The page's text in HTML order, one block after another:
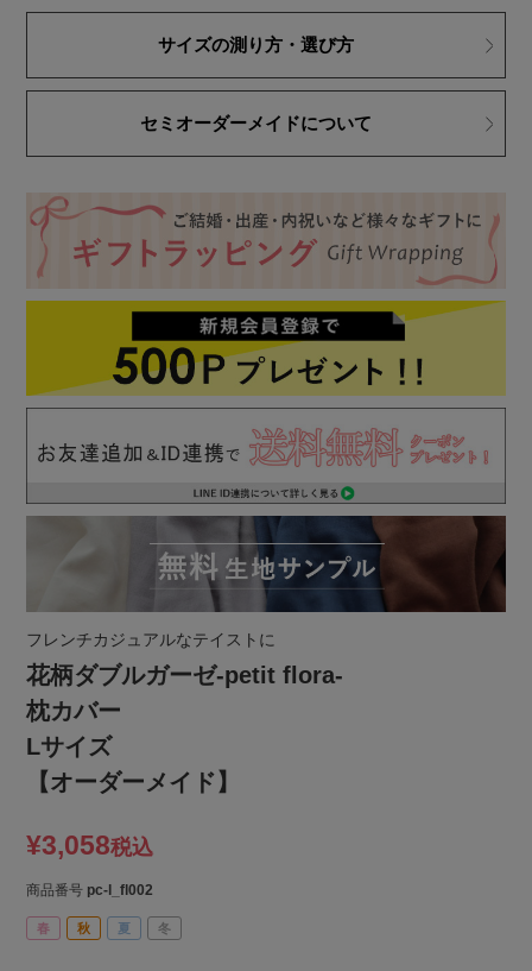
サイズの測り方・選び方
セミオーダーメイドについて
フレンチカジュアルなテイストに
花柄ダブルガーゼ-petit flora-
枕カバー
Lサイズ
【オーダーメイド】
¥3,058税込
商品番号 pc-l_fl002
春 秋 夏 冬